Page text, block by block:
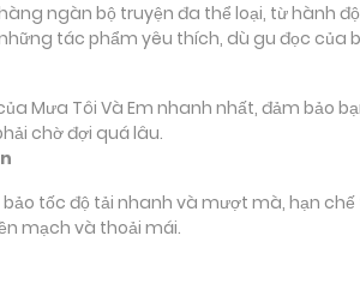
ngàn bộ truyện đa thể loại, từ hành
tác phẩm yêu thích, dù gu đọc của
Tôi Và Em nhanh nhất, đảm bảo
chờ đợi quá lâu.
tốc độ tải nhanh và mượt mà, hạn
mạch và thoải mái.